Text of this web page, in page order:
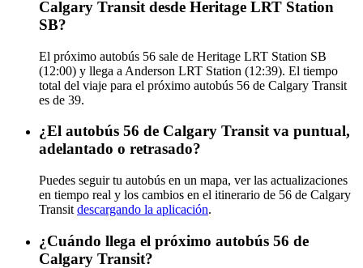
Calgary Transit desde Heritage LRT Station
SB?
El próximo autobús 56 sale de Heritage LRT Station SB
(12:00) y llega a Anderson LRT Station (12:39). El tiempo
total del viaje para el próximo autobús 56 de Calgary Transit
es de 39.
¿El autobús 56 de Calgary Transit va puntual,
adelantado o retrasado?
Puedes seguir tu autobús en un mapa, ver las actualizaciones
en tiempo real y los cambios en el itinerario de 56 de Calgary
Transit descargando la aplicación.
¿Cuándo llega el próximo autobús 56 de
Calgary Transit?